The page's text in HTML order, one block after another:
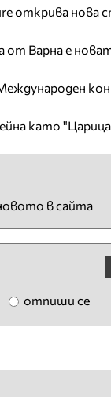
открива нова
от Варна е
като
в сайта
отпиши се